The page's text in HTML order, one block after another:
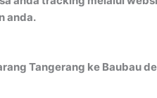
anda.
Tangerang ke Baubau